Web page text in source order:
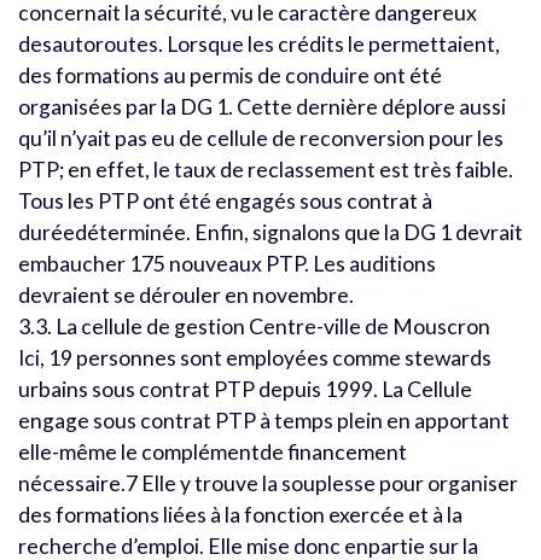
concernait la sécurité, vu le caractère dangereux
desautoroutes. Lorsque les crédits le permettaient,
des formations au permis de conduire ont été
organisées par la DG 1. Cette dernière déplore aussi
qu’il n’yait pas eu de cellule de reconversion pour les
PTP; en effet, le taux de reclassement est très faible.
Tous les PTP ont été engagés sous contrat à
duréedéterminée. Enfin, signalons que la DG 1 devrait
embaucher 175 nouveaux PTP. Les auditions
devraient se dérouler en novembre.
3.3. La cellule de gestion Centre-ville de Mouscron
Ici, 19 personnes sont employées comme stewards
urbains sous contrat PTP depuis 1999. La Cellule
engage sous contrat PTP à temps plein en apportant
elle-même le complémentde financement
nécessaire.7 Elle y trouve la souplesse pour organiser
des formations liées à la fonction exercée et à la
recherche d’emploi. Elle mise donc enpartie sur la